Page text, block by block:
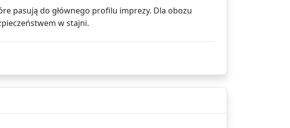
pasują do głównego profilu imprezy. Dla obozu
w stajni.